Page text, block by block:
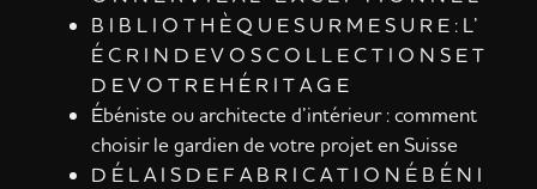
B I B L I O T H È Q U E S U R M E S U R E : L’
É C R I N D E V O S C O L L E C T I O N S E T
D E V O T R E H É R I T A G E
Ébéniste ou architecte d’intérieur : comment
choisir le gardien de votre projet en Suisse
D É L A I S D E F A B R I C A T I O N É B É N I